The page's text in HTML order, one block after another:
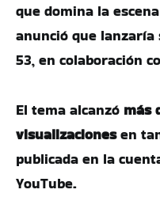
que domina la
anunció que
53, en colaboración
El tema alcanzó más
visualizacionesen
publicada en la
YouTube.